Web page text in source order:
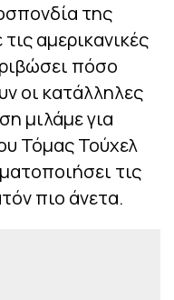
της
αμερικανικές
πόσο
οι κατάλληλες
μιλάμε για
Τόμας Τούχελ
τις
πιο άνετα.